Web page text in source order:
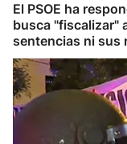
El PSOE ha
busca "fiscalizar"
sentencias ni sus